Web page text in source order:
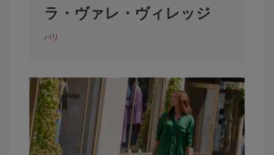
ラ・ヴァレ・ヴィレッジ
パリ